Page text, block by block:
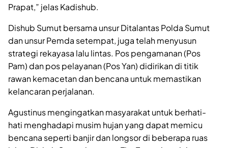
Prapat,” jelas Kadishub.
Dishub Sumut bersama unsur Ditalantas Polda Sumut
dan unsur Pemda setempat, juga telah menyusun
strategi rekayasa lalu lintas. Pos pengamanan (Pos
Pam) dan pos pelayanan (Pos Yan) didirikan di titik
rawan kemacetan dan bencana untuk memastikan
kelancaran perjalanan.
Agustinus mengingatkan masyarakat untuk berhati-
hati menghadapi musim hujan yang dapat memicu
bencana seperti banjir dan longsor di beberapa ruas